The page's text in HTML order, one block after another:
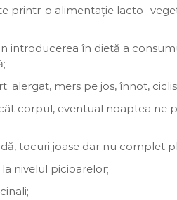
printr-o alimentație lacto-
introducerea în dietă a
alergat, mers pe jos, înnot,
corpul, eventual noaptea ne
tocuri joase dar nu complet
nivelul picioarelor;